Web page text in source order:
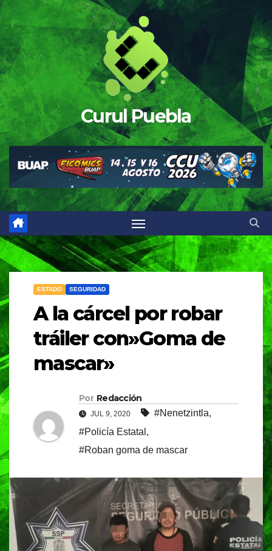
Saltar
al
contenido
Curul Puebla
ESTADO SEGURIDAD
A la cárcel por robar
tráiler con»Goma de
mascar»
Por Redacción
JUL 9, 2020 #Nenetzintla,
#Policía Estatal ,
#Roban goma de mascar